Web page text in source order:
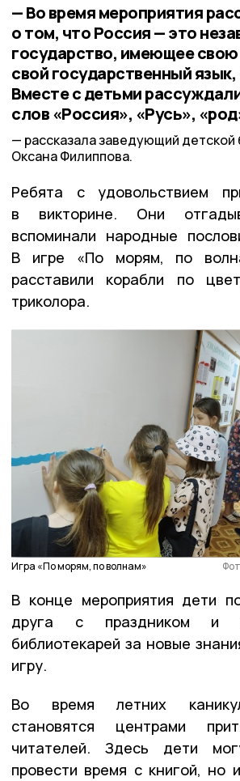
— Во время мероприятия
о том, что Россия — это
государство, имеющее
свой государственный
Вместе с детьми
слов «Россия», «Русь»,
рассказала заведующий детской
Оксана Филиппова.
Ребята с удовольствием
в викторине. Они
вспоминали народные
В игре «По морям, по
расставили корабли по
триколора.
Игра «По морям, по волнам»
В конце мероприятия дети
друга с праздником и
библиотекарей за новые
игру.
Во время летних
становятся центрами
читателей. Здесь дети
провести время с книгой, но